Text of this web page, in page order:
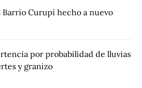
Barrio Curupí hecho a nuevo
por probabilidad de lluvias
y granizo